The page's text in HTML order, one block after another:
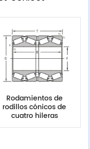
Rodamientos de
rodillos cónicos de
cuatro hileras